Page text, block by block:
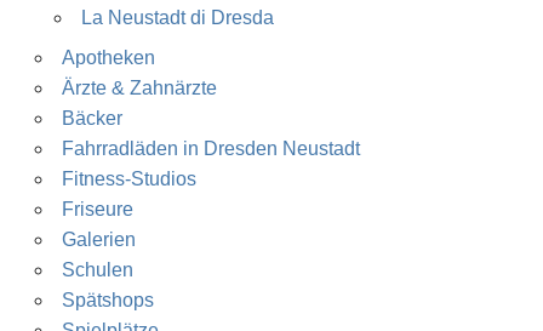
La Neustadt di Dresda
Apotheken
Ärzte & Zahnärzte
Bäcker
Fahrradläden in Dresden Neustadt
Fitness-Studios
Friseure
Galerien
Schulen
Spätshops